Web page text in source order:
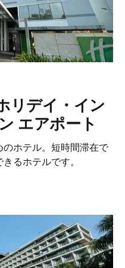
リデイ・イン
エアポート
ホテル。短時間滞在で
るホテルです。